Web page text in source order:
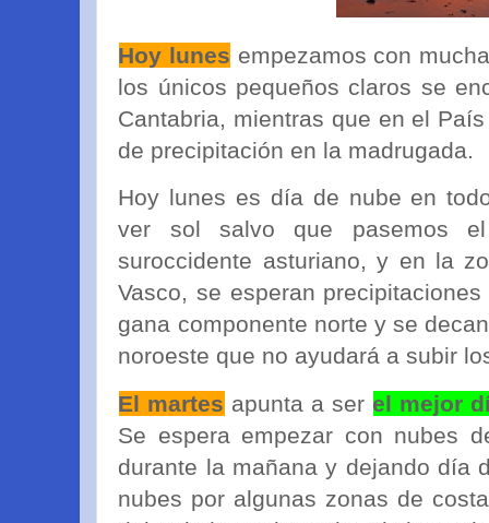
Hoy lunes empezamos con
los únicos pequeños claros se
Cantabria, mientras que en el
de precipitación en la madrugada.
Hoy lunes es día de nube en
ver sol salvo que pasemos
suroccidente asturiano, y en la
Vasco, se esperan
gana componente norte y se
noroeste que no ayudará a subir
El martes apunta a serel mejor
Se espera empezar con nubes
durante la mañana y dejando día
nubes por algunas zonas de